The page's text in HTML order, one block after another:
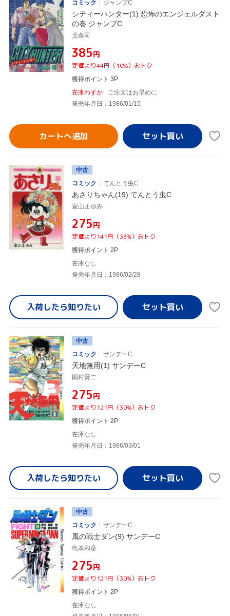
コミック
ジャンプC
シティーハンター(1) 恐怖のエンジェルダスト
の巻 ジャンプC
北条司
¥385円
定価より44円（10%）おトク
獲得ポイント 3P
在庫わずか
ご注文はお早めに
発売年月日：1986/01/15
カートへ追加
中古
コミック
てんとう虫C
あさりちゃん(19) てんとう虫C
室山まゆみ
¥275円
定価より141円（33%）おトク
獲得ポイント 2P
在庫なし
発売年月日：1986/02/28
入荷したら知りたい
中古
コミック
サンデーC
天地無用(1) サンデーC
岡村賢二
¥275円
定価より121円（30%）おトク
獲得ポイント 2P
在庫なし
発売年月日：1986/03/01
入荷したら知りたい
中古
コミック
サンデーC
風の戦士ダン(9) サンデーC
島本和彦
¥275円
定価より121円（30%）おトク
獲得ポイント 2P
在庫なし